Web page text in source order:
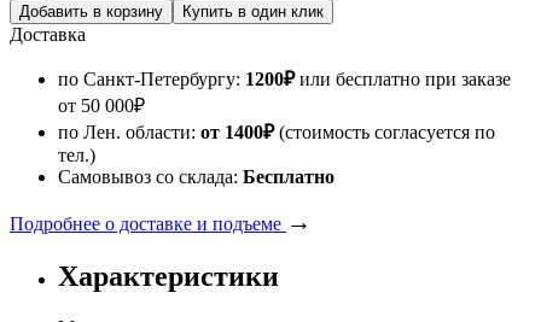
Доставка
по Санкт-Петербургу: 1200₽или бесплатно при заказе
от 50 000₽
по Лен. области: от 1400₽(стоимость согласуется по
тел.)
Самовывоз со склада: Бесплатно
Подробнее о доставке и подъеме →
Характеристики